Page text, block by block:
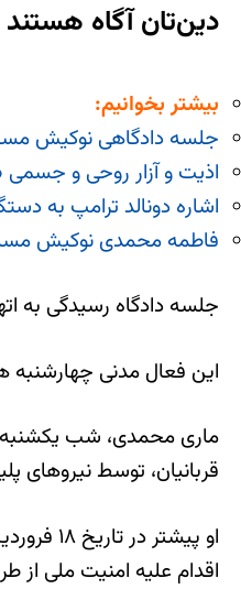
دین‌تان آگاه هستند
بیشتر بخوانیم:
جلسه دادگاهی نوکیش
اذیت و آزار روحی و
اشاره دونالد ترامپ به
فاطمه محمدی نوکیش
جلسه دادگاه رسیدگی به اتهامات ماری محمدی قرار بود ۱۲
این فعال مدنی چهارشنبه هفتم اسفند ماه، با قرار
قربانیان، توسط نیروهای
اقدام علیه امنیت ملی از طریق تبلیغ علیه نظام” به ۶ ماه حبس تعزیری محکوم